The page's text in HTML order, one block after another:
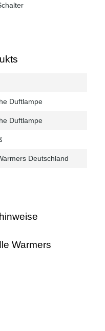
Duftlampe
Duftlampe
Deutschland
Warmers